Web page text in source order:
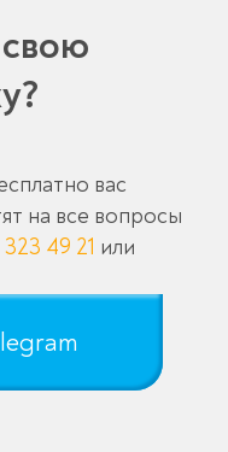
вас
на все вопросы
49 21 или